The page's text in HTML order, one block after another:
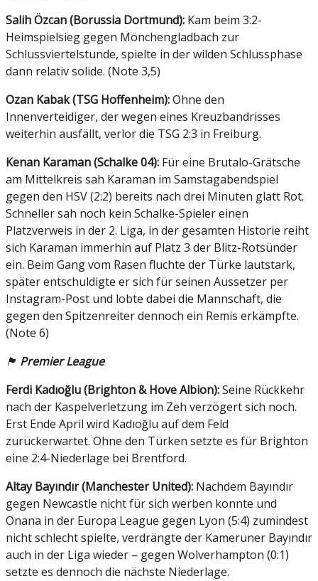
Salih Özcan (Borussia Dortmund): Kam beim 3:2-
Heimspielsieg gegen Mönchengladbach zur
Schlussviertelstunde, spielte in der wilden Schlussphase
dann relativ solide. (Note 3,5)
Ozan Kabak (TSG Hoffenheim):Ohne den
Innenverteidiger, der wegen eines Kreuzbandrisses
weiterhin ausfällt, verlor die TSG 2:3 in Freiburg.
Kenan Karaman (Schalke 04): Für eine Brutalo-Grätsche
am Mittelkreis sah Karaman im Samstagabendspiel
gegen den HSV (2:2) bereits nach drei Minuten glatt Rot.
Schneller sah noch kein Schalke-Spieler einen
Platzverweis in der 2. Liga, in der gesamten Historie reiht
sich Karaman immerhin auf Platz 3 der Blitz-Rotsünder
ein. Beim Gang vom Rasen fluchte der Türke lautstark,
später entschuldigte er sich für seinen Aussetzer per
Instagram-Post und lobte dabei die Mannschaft, die
gegen den Spitzenreiter dennoch ein Remis erkämpfte.
(Note 6)
🏴󠁧󠁢󠁥󠁮󠁧󠁿 Premier League
Ferdi Kadıoğlu (Brighton & Hove Albion):Seine Rückkehr
nach der Kaspelverletzung im Zeh verzögert sich noch.
Erst Ende April wird Kadıoğlu auf dem Feld
zurückerwartet. Ohne den Türken setzte es für Brighton
eine 2:4-Niederlage bei Brentford.
Altay Bayındır (Manchester United): Nachdem Bayındır
gegen Newcastle nicht für sich werben konnte und
Onana in der Europa League gegen Lyon (5:4) zumindest
nicht schlecht spielte, verdrängte der Kameruner Bayındır
auch in der Liga wieder – gegen Wolverhampton (0:1)
setzte es dennoch die nächste Niederlage.